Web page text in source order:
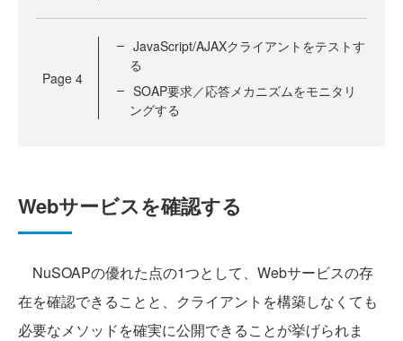
Page 4
JavaScript/AJAXクライアントをテストす
る
SOAP要求／応答メカニズムをモニタリ
ングする
Webサービスを確認する
NuSOAPの優れた点の1つとして、Webサービスの存
在を確認できることと、クライアントを構築しなくても
必要なメソッドを確実に公開できることが挙げられま